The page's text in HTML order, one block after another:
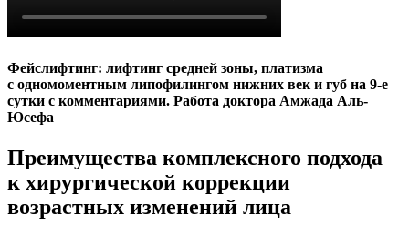
Фейслифтинг: лифтинг средней зоны, платизма
с одномоментным липофилингом нижних век и губ на 9-е
сутки с комментариями. Работа доктора Амжада Аль-
Юсефа
Преимущества комплексного подхода
к хирургической коррекции
возрастных изменений лица